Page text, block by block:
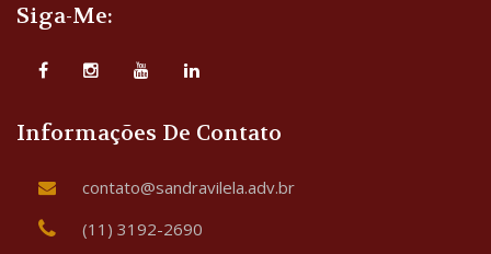
Siga-Me:
Informações De Contato
contato@sandravilela.adv.br
(11) 3192-2690